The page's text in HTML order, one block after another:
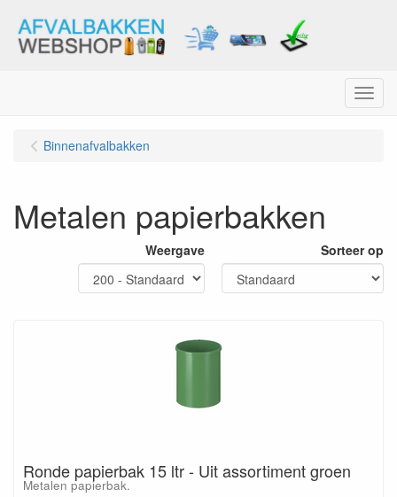
Menu
Binnenafvalbakken
Metalen papierbakken
Weergave Sorteer op
Ronde papierbak 15 ltr - Uit assortiment groen
Metalen papierbak.